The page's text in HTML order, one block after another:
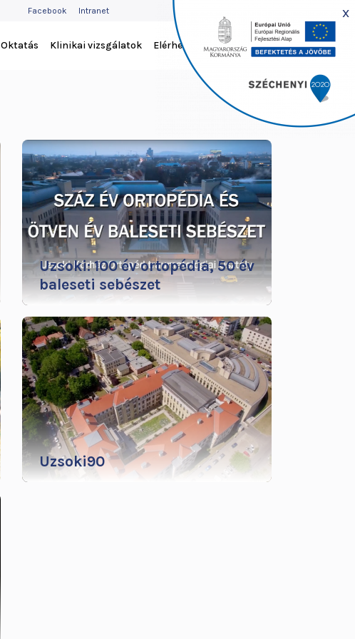
x
MENÜ
Facebook Intranet
Oktatás Klinikai vizsgálatok Elérhetőség
Uzsoki: 100 év ortopédia, 50 év
baleseti sebészet
Uzsoki90